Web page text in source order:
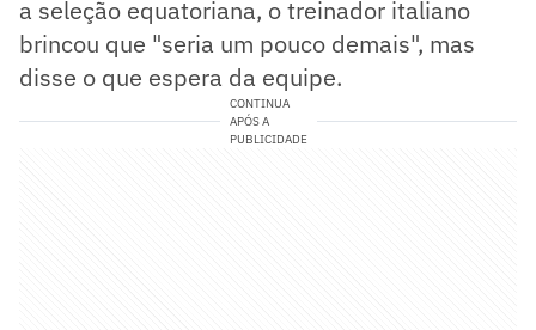
a seleção equatoriana, o treinador italiano
brincou que "seria um pouco demais", mas
disse o que espera da equipe.
CONTINUA
APÓS A
PUBLICIDADE